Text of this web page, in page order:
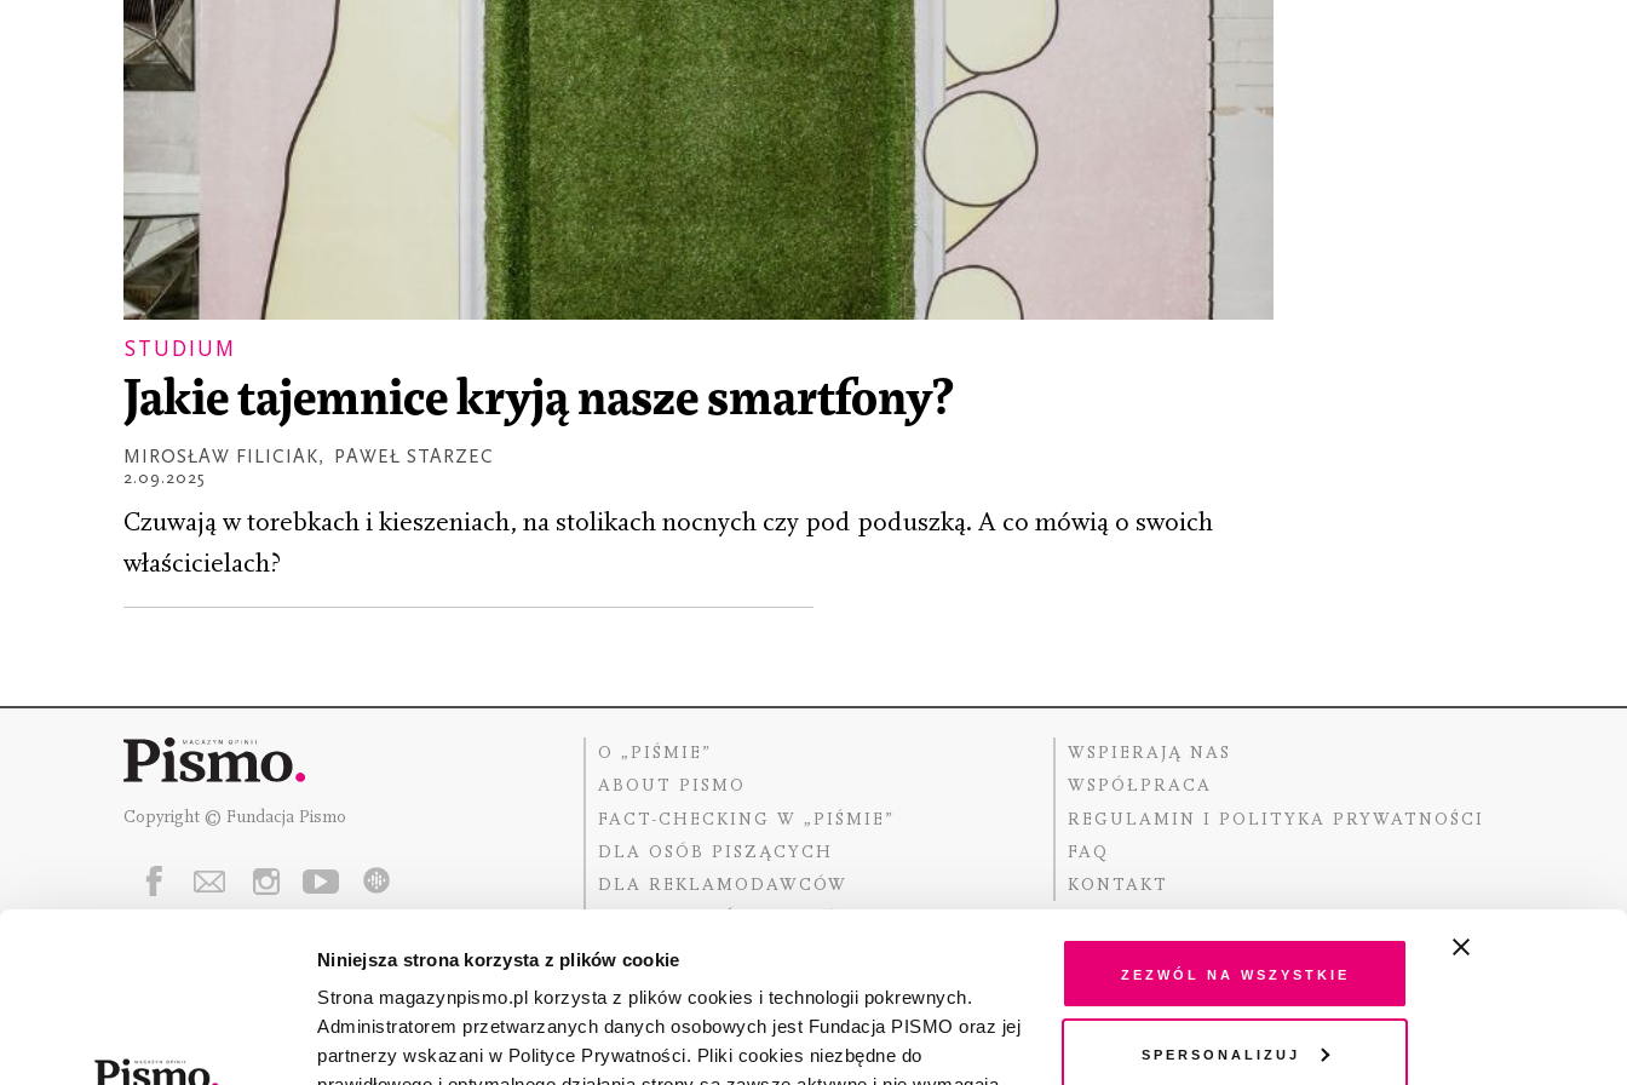
Niniejsza strona korzysta z plików cookie
Strona magazynpismo.pl korzysta z plików cookies i technologii pokrewnych.
Administratorem przetwarzanych danych osobowych jest Fundacja PISMO oraz jej
partnerzy wskazani w Polityce Prywatności. Pliki cookies niezbędne do
Zezwól na wszystkie
Spersonalizuj
STUDIUM
Jakie tajemnice kryją nasze smartfony?
MIROSŁAW FILICIAK, PAWEŁ STARZEC
2.09.2025
Czuwają w torebkach i kieszeniach, na stolikach nocnych czy pod poduszką. A co mówią o swoich
właścicielach?
Copyright © Fundacja Pismo
O „PIŚMIE”
ABOUT PISMO
FACT-CHECKING W „PIŚMIE”
DLA OSÓB PISZĄCYCH
DLA REKLAMODAWCÓW
WSPIERAJĄ NAS
WSPÓŁPRACA
REGULAMIN I POLITYKA PRYWATNOŚCI
FAQ
KONTAKT
Fundację Pismowspierają:
Dofinansowano ze środków Ministra Kultury i Dziedzictwa
Narodowego pochodzących z Funduszu Promocji Kultury –